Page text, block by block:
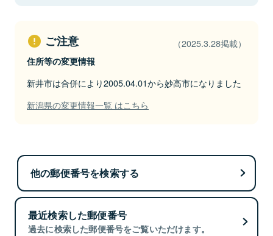
ご注意 （2025.3.28掲載）
住所等の変更情報
新井市は合併により2005.04.01から妙高市になりました
新潟県の変更情報一覧 はこちら
他の郵便番号を検索する
最近検索した郵便番号
過去に検索した郵便番号をご覧いただけます。